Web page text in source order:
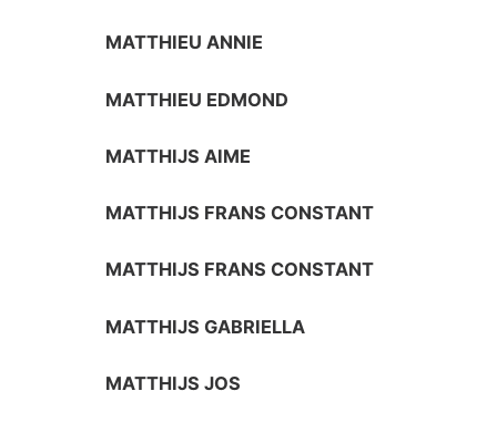
MATTHIEU ANNIE
MATTHIEU EDMOND
MATTHIJS AIME
MATTHIJS FRANS CONSTANT
MATTHIJS FRANS CONSTANT
MATTHIJS GABRIELLA
MATTHIJS JOS